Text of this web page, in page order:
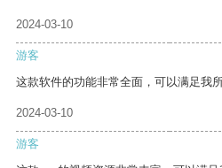
2024-03-10
游客
这款软件的功能非常全面，可以满足我所
2024-03-10
游客